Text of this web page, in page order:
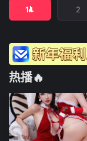
1 2
热播🔥